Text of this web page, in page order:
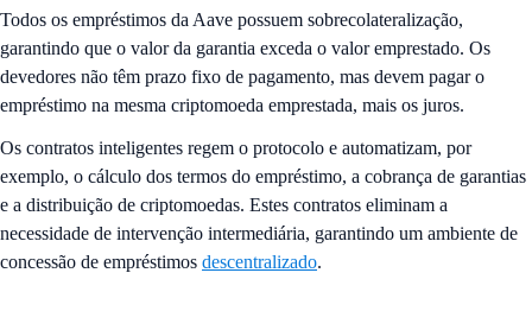
Todos os empréstimos da Aave possuem sobrecolateralização,
garantindo que o valor da garantia exceda o valor emprestado. Os
devedores não têm prazo fixo de pagamento, mas devem pagar o
empréstimo na mesma criptomoeda emprestada, mais os juros.
Os contratos inteligentes regem o protocolo e automatizam, por
exemplo, o cálculo dos termos do empréstimo, a cobrança de garantias
e a distribuição de criptomoedas. Estes contratos eliminam a
necessidade de intervenção intermediária, garantindo um ambiente de
concessão de empréstimos descentralizado.